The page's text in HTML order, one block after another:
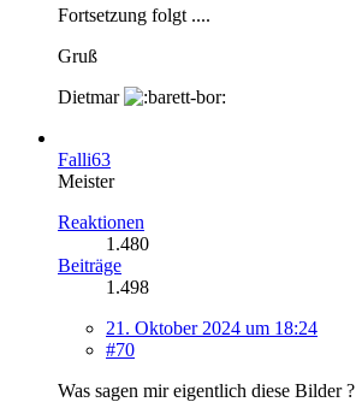
Fortsetzung folgt ....
Gruß
Dietmar
Falli63
Meister
Reaktionen
1.480
Beiträge
1.498
21. Oktober 2024 um 18:24
#70
Was sagen mir eigentlich diese Bilder ?